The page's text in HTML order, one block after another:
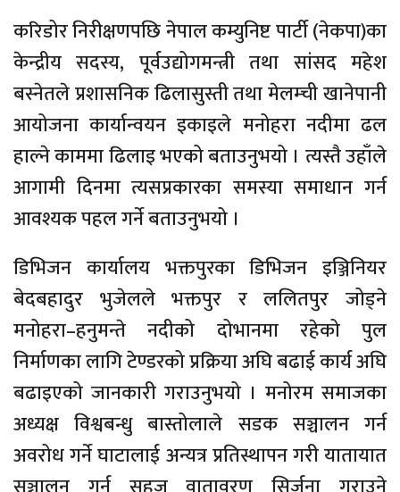
करिडोर निरीक्षणपछि नेपाल कम्युनिष्ट पार्टी (नेकपा)का
केन्द्रीय सदस्य, पूर्वउद्योगमन्त्री तथा सांसद महेश
बस्नेतले प्रशासनिक ढिलासुस्ती तथा मेलम्ची खानेपानी
आयोजना कार्यान्वयन इकाइले मनोहरा नदीमा ढल
हाल्ने काममा ढिलाइ भएको बताउनुभयो । त्यस्तै उहाँले
आगामी दिनमा त्यसप्रकारका समस्या समाधान गर्न
आवश्यक पहल गर्ने बताउनुभयो ।
डिभिजन कार्यालय भक्तपुरका डिभिजन इञ्जिनियर
बेदबहादुर भुजेलले भक्तपुर र ललितपुर जोड्ने
मनोहरा–हनुमन्ते नदीको दोभानमा रहेको पुल
निर्माणका लागि टेण्डरको प्रक्रिया अघि बढाई कार्य अघि
बढाइएको जानकारी गराउनुभयो । मनोरम समाजका
अध्यक्ष विश्वबन्धु बास्तोलाले सडक सञ्चालन गर्न
अवरोध गर्ने घाटालाई अन्यत्र प्रतिस्थापन गरी यातायात